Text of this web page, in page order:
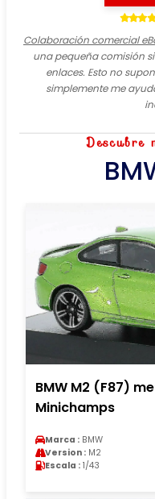
Colaboración comercial
una pequeña comisión
enlaces. Esto no
simplemente me
Descubre
BMW M2 (F87)
Minichamps
Marca : BMW
Version : M2
Escala : 1/43